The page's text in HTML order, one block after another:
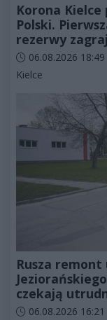
Korona Kielce
Polski.
rezerwy
Data dodania
06.08.2026 18:49
Kategorie artykułu:
Kielce
Rusza remont
czekają
Data dodania
06.08.2026 16:21